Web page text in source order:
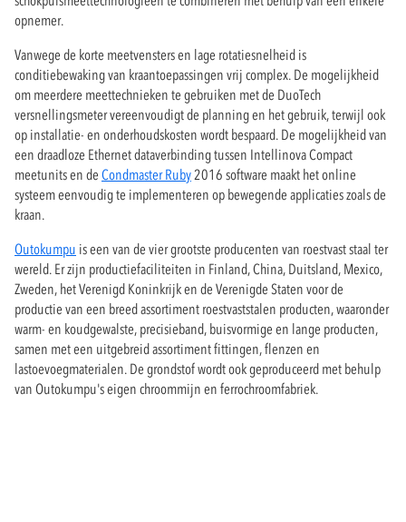
opnemer.
Vanwege de korte meetvensters en lage rotatiesnelheid is
conditiebewaking van kraantoepassingen vrij complex. De mogelijkheid
om meerdere meettechnieken te gebruiken met de DuoTech
versnellingsmeter vereenvoudigt de planning en het gebruik, terwijl ook
op installatie- en onderhoudskosten wordt bespaard. De mogelijkheid van
een draadloze Ethernet dataverbinding tussen Intellinova Compact
meetunits en de Condmaster Ruby 2016 software maakt het online
systeem eenvoudig te implementeren op bewegende applicaties zoals de
kraan.
Outokumpu is een van de vier grootste producenten van roestvast staal ter
wereld. Er zijn productiefaciliteiten in Finland, China, Duitsland, Mexico,
Zweden, het Verenigd Koninkrijk en de Verenigde Staten voor de
productie van een breed assortiment roestvaststalen producten, waaronder
warm- en koudgewalste, precisieband, buisvormige en lange producten,
samen met een uitgebreid assortiment fittingen, flenzen en
lastoevoegmaterialen. De grondstof wordt ook geproduceerd met behulp
van Outokumpu's eigen chroommijn en ferrochroomfabriek.